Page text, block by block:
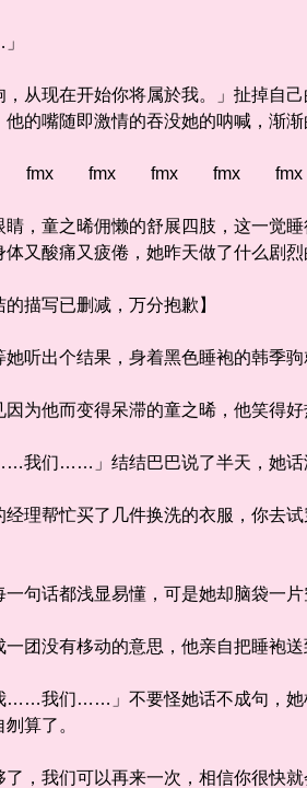
现在开始你将属於我。」扯掉自己
他的嘴随即激情的吞没她的呐喊，渐
fmx fmx fmx fmx
童之晞佣懒的舒展四肢，这一觉
体又酸痛又疲倦，她昨天做了什么剧
写已删减，万分抱歉】
出个结果，身着黑色睡袍的韩季驹
他而变得呆滞的童之晞，他笑得好
……」结结巴巴说了半天，她话没
帮忙买了几件换洗的衣服，你去试
话都浅显易懂，可是她却脑袋一片
没有栘动的意思，他亲自把睡袍送
们……」不要怪她话不成句，她根
算了。
我们可以再来一次，相信你很快就